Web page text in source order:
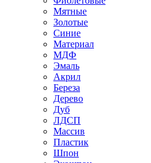
Мятные
Золотые
Синие
Материал
МДФ
Эмаль
Акрил
Береза
Дерево
Дуб
ЛДСП
Массив
Пластик
Шпон